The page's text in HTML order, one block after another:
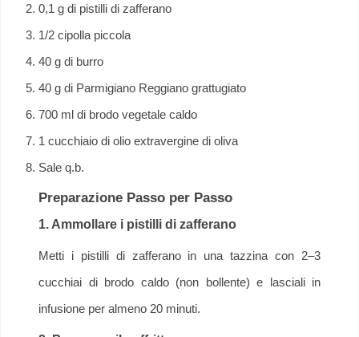
0,1 g di pistilli di zafferano
1/2 cipolla piccola
40 g di burro
40 g di Parmigiano Reggiano grattugiato
700 ml di brodo vegetale caldo
1 cucchiaio di olio extravergine di oliva
Sale q.b.
Preparazione Passo per Passo
1. Ammollare i pistilli di zafferano
Metti i pistilli di zafferano in una tazzina con 2–3
cucchiai di brodo caldo (non bollente) e lasciali in
infusione per almeno 20 minuti.